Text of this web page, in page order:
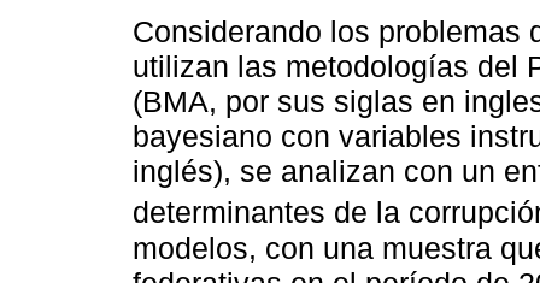
Considerando los problemas
utilizan las metodologías del
(BMA, por sus siglas en
bayesiano con variables
inglés), se analizan con un
determinantes de la
modelos, con una muestra